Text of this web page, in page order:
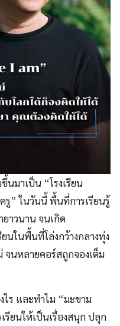
มาเป็น “โรงเรียน
รู” ในวันนี้ พื้นที่การเรียนรู้
ยาวนาน จนเกิด
ในพื้นที่โล่งกว้างกลางทุ่ง
จนหลายคอร์สถูกจองเต็ม
ร และทำไม “มะขาม
รียนให้เป็นเรื่องสนุก ปลุก